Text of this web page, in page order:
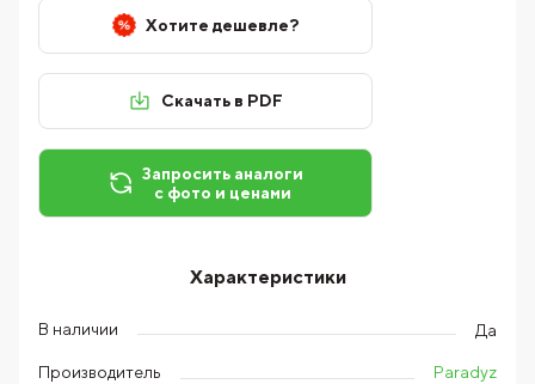
Хотите дешевле?
Скачать в PDF
Запросить аналоги
с фото и ценами
Характеристики
В наличии Да
Производитель Paradyz